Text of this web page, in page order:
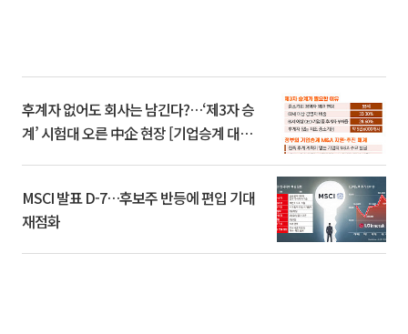
후계자 없어도 회사는 남긴다?…‘제3자 승
계’ 시험대 오른 中企 현장 [기업승계 대전
MSCI 발표 D-7…후보주 반등에 편입 기대
재점화